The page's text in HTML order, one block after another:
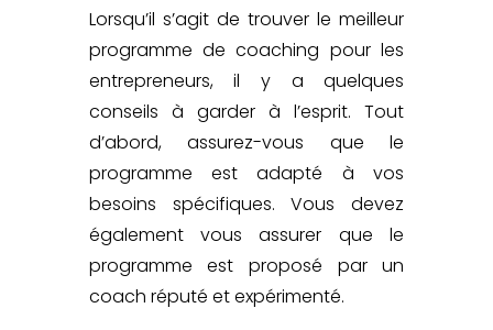
Lorsqu’il s’agit de trouver le meilleur
programme de coaching pour les
entrepreneurs, il y a quelques
conseils à garder à l’esprit. Tout
d’abord, assurez-vous que le
programme est adapté à vos
besoins spécifiques. Vous devez
également vous assurer que le
programme est proposé par un
coach réputé et expérimenté.